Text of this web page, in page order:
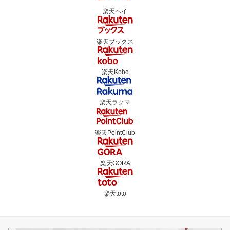
楽天ペイ
楽天ブックス
楽天Kobo
楽天ラクマ
楽天PointClub
楽天GORA
楽天toto